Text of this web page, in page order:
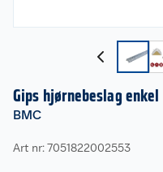
Gips hjørnebeslag enkel
BMC
Art nr: 7051822002553